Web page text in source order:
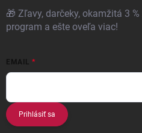
🎁 Zľavy, darčeky, okamžitá 3
program a ešte oveľa viac!
EMAIL
Prihlásiť sa